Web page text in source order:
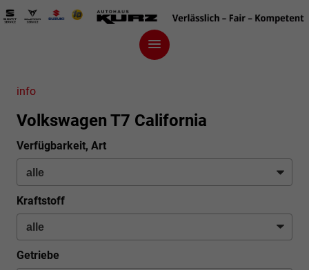
info
Volkswagen T7 California
Verfügbarkeit, Art
Kraftstoff
Getriebe